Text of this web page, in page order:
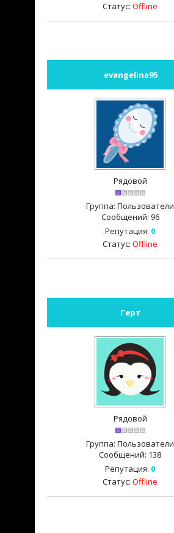
Статус: Offline
evangelina95
Рядовой
Группа: Пользователи
Сообщений: 96
Репутация: 0
Статус: Offline
Герт
Рядовой
Группа: Пользователи
Сообщений: 138
Репутация: 0
Статус: Offline